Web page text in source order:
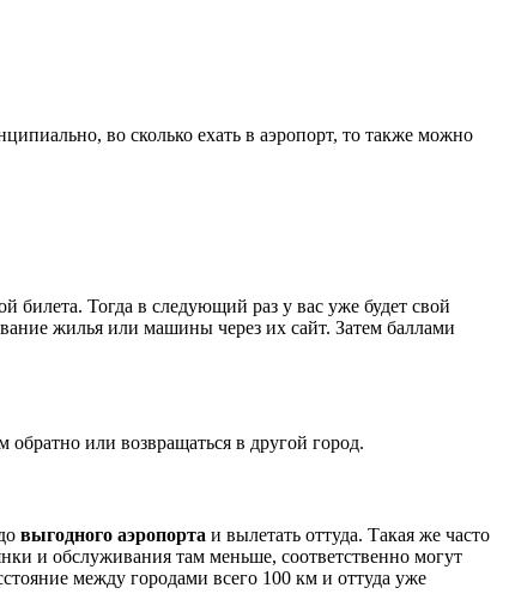
во сколько ехать в аэропорт, то также можно
билета. Тогда в следующий раз у вас уже будет свой
жилья или машины через их сайт. Затем баллами
обратно или возвращаться в другой город.
выгодного аэропорта и вылетать оттуда. Такая же часто
и обслуживания там меньше, соответственно могут
между городами всего 100 км и оттуда уже